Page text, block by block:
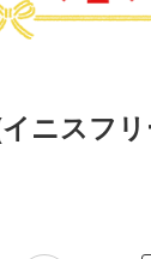
ニスフリ